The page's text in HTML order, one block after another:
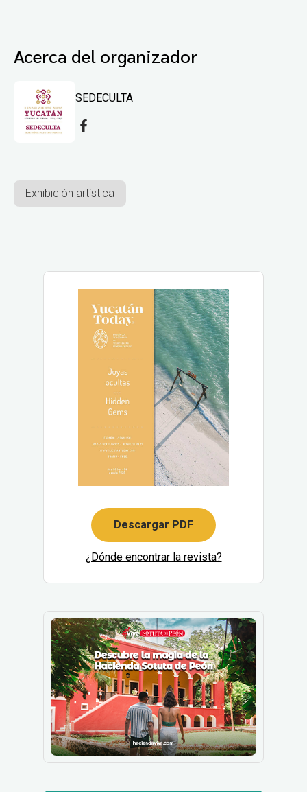
Acerca del organizador
SEDECULTA
Exhibición artística
Descargar PDF
¿Dónde encontrar la revista?